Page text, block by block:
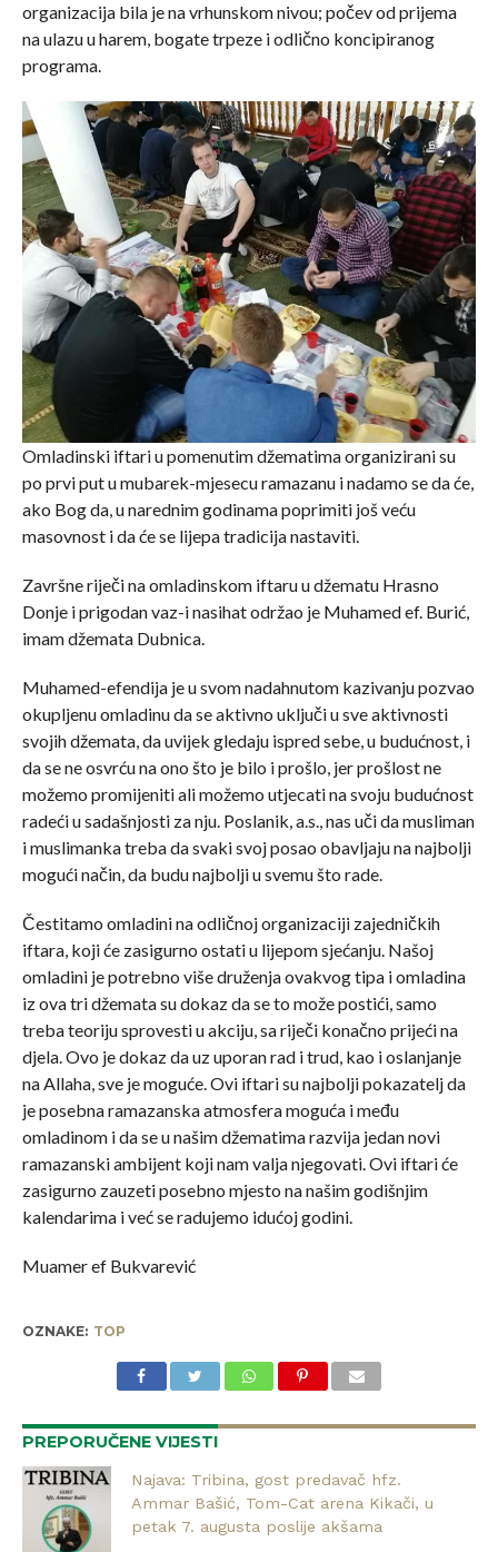
organizacija bila je na vrhunskom nivou; počev od prijema
na ulazu u harem, bogate trpeze i odlično koncipiranog
programa.
Omladinski iftari u pomenutim džematima organizirani su
po prvi put u mubarek-mjesecu ramazanu i nadamo se da će,
ako Bog da, u narednim godinama poprimiti još veću
masovnost i da će se lijepa tradicija nastaviti.
Završne riječi na omladinskom iftaru u džematu Hrasno
Donje i prigodan vaz-i nasihat održao je Muhamed ef. Burić,
imam džemata Dubnica.
Muhamed-efendija je u svom nadahnutom kazivanju pozvao
okupljenu omladinu da se aktivno uključi u sve aktivnosti
svojih džemata, da uvijek gledaju ispred sebe, u budućnost, i
da se ne osvrću na ono što je bilo i prošlo, jer prošlost ne
možemo promijeniti ali možemo utjecati na svoju budućnost
radeći u sadašnjosti za nju. Poslanik, a.s., nas uči da musliman
i muslimanka treba da svaki svoj posao obavljaju na najbolji
mogući način, da budu najbolji u svemu što rade.
Čestitamo omladini na odličnoj organizaciji zajedničkih
iftara, koji će zasigurno ostati u lijepom sjećanju. Našoj
omladini je potrebno više druženja ovakvog tipa i omladina
iz ova tri džemata su dokaz da se to može postići, samo
treba teoriju sprovesti u akciju, sa riječi konačno prijeći na
djela. Ovo je dokaz da uz uporan rad i trud, kao i oslanjanje
na Allaha, sve je moguće. Ovi iftari su najbolji pokazatelj da
je posebna ramazanska atmosfera moguća i među
omladinom i da se u našim džematima razvija jedan novi
ramazanski ambijent koji nam valja njegovati. Ovi iftari će
zasigurno zauzeti posebno mjesto na našim godišnjim
kalendarima i već se radujemo idućoj godini.
Muamer ef Bukvarević
OZNAKE: TOP
PREPORUČENE VIJESTI
Najava: Tribina, gost predavač hfz.
Ammar Bašić, Tom-Cat arena Kikači, u
petak 7. augusta poslije akšama